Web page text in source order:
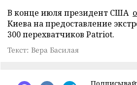
В конце июля президент США
Киева на предоставление
300 перехватчиков Patriot.
Текст: Вера Басилая